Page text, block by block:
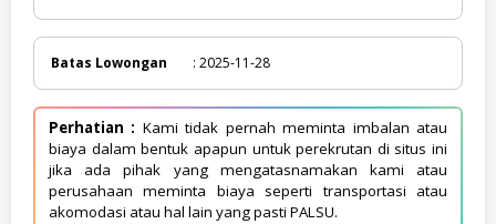
Batas Lowongan : 2025-11-28
Perhatian : Kami tidak pernah meminta imbalan atau
biaya dalam bentuk apapun untuk perekrutan di situs ini
jika ada pihak yang mengatasnamakan kami atau
perusahaan meminta biaya seperti transportasi atau
akomodasi atau hal lain yang pasti PALSU.